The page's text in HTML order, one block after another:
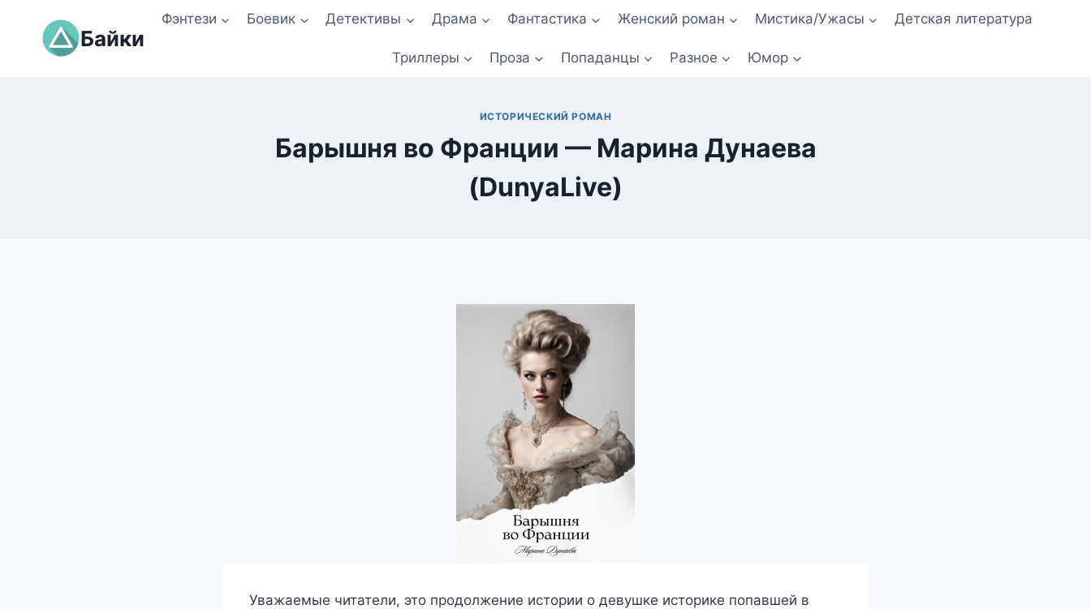
содержимому
Байки
Фэнтези Боевик Детективы Драма Фантастика Женский роман Мистика/Ужасы Детская литература
Триллеры Проза Попаданцы Разное Юмор
ИСТОРИЧЕСКИЙ РОМАН
Барышня во Франции — Марина Дунаева
(DunyaLive)
Уважаемые читатели, это продолжение истории о девушке историке попавшей в